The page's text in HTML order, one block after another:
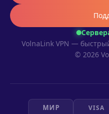
VolnaLink VPN —
© 2026
МИР VISA